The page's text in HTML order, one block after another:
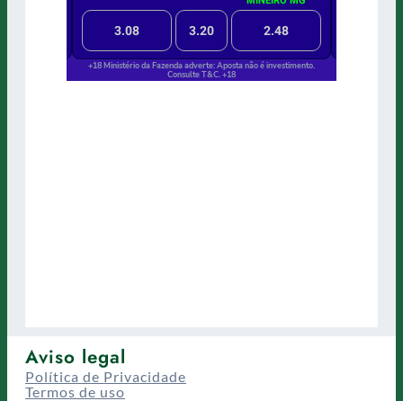
Aviso legal
Política de Privacidade
Termos de uso